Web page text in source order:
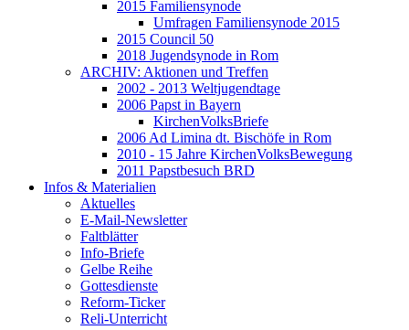
2015 Familiensynode
Umfragen Familiensynode 2015
2015 Council 50
2018 Jugendsynode in Rom
ARCHIV: Aktionen und Treffen
2002 - 2013 Weltjugendtage
2006 Papst in Bayern
KirchenVolksBriefe
2006 Ad Limina dt. Bischöfe in Rom
2010 - 15 Jahre KirchenVolksBewegung
2011 Papstbesuch BRD
Infos & Materialien
Aktuelles
E-Mail-Newsletter
Faltblätter
Info-Briefe
Gelbe Reihe
Gottesdienste
Reform-Ticker
Reli-Unterricht